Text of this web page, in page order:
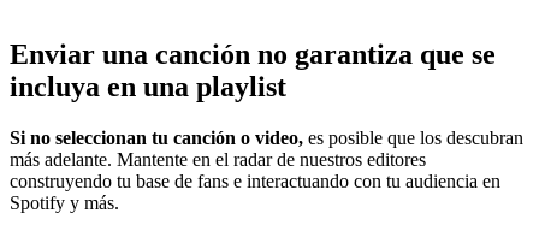
Enviar una canción no garantiza que se
incluya en una playlist
Si no seleccionan tu canción o video, es posible que los descubran
más adelante. Mantente en el radar de nuestros editores
construyendo tu base de fans e interactuando con tu audiencia en
Spotify y más.